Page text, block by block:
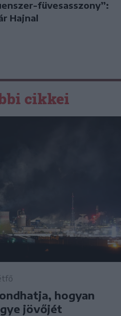
füvesasszony”:
Hajnal
cikkei
hogyan
jövőjét